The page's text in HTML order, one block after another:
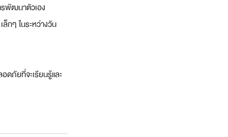
รพัฒนาตัวเอง
กๆ ในระหว่างวัน
ดภัยที่จะเรียนรู้และ